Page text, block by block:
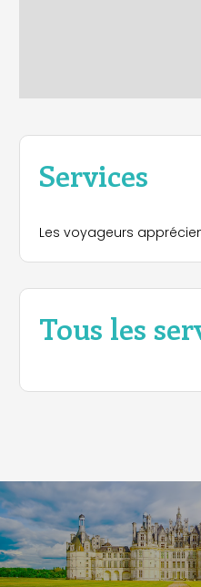
Services
Les voyageurs
Tous les